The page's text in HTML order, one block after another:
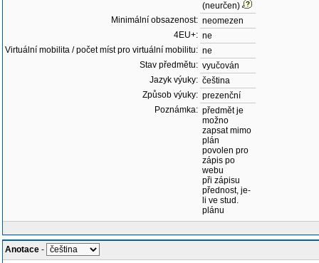
(neurčen)
Minimální obsazenost: neomezen
4EU+: ne
Virtuální mobilita / počet míst pro virtuální mobilitu: ne
Stav předmětu: vyučován
Jazyk výuky: čeština
Způsob výuky: prezenční
Poznámka: předmět je
možno
zapsat mimo
plán
povolen pro
zápis po
webu
při zápisu
přednost, je-
li ve stud.
plánu
Anotace -